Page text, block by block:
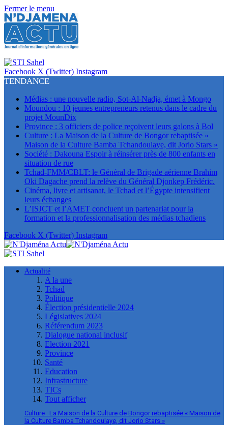
Fermer le menu
Facebook X (Twitter) Instagram
TENDANCE
Médias : une nouvelle radio, Sot-Al-Nadja, émet à Mongo
Moundou : 10 jeunes entrepreneurs retenus dans le cadre du
projet MounDix
Province : 3 officiers de police reçoivent leurs galons à Bol
Culture : La Maison de la Culture de Bongor rebaptisée «
Maison de la Culture Bamba Tchandoulaye, dit Jorio Stars »
Société : Dakouna Espoir à réinsérer près de 800 enfants en
situation de rue
Tchad-FMM/CBLT: le Général de Brigade aérienne Brahim
Oki Dagache prend la relève du Général Djonkep Frédéric.
Cinéma, livre et artisanat, le Tchad et l’Égypte intensifient
leurs échanges
L’ISJCT et l’AMET concluent un partenariat pour la
formation et la professionnalisation des médias tchadiens
Facebook X (Twitter) Instagram
Actualité
A la une
Tchad
Politique
Élection présidentielle 2024
Législatives 2024
Référendum 2023
Dialogue national inclusif
Election 2021
Province
Santé
Education
Infrastructure
TICs
Tout afficher
Culture : La Maison de la Culture de Bongor rebaptisée « Maison de
la Culture Bamba Tchandoulaye, dit Jorio Stars »